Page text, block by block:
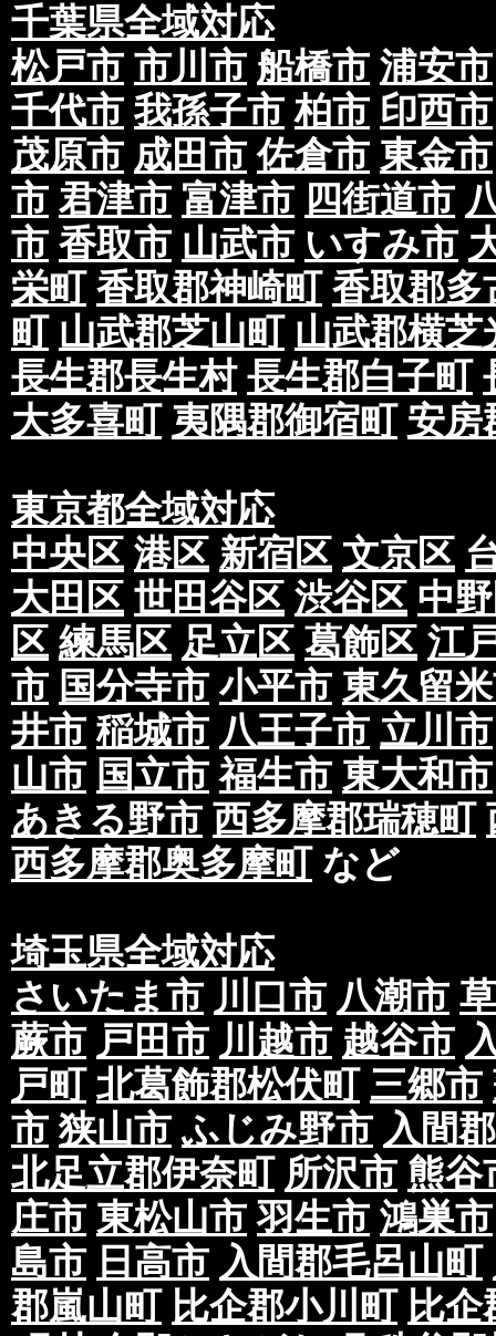
千葉県全域対応
松戸市 市川市 船橋市 浦安市
千代市 我孫子市 柏市 印西市
茂原市 成田市 佐倉市 東金市
市 君津市 富津市 四街道市
市 香取市 山武市 いすみ市
栄町 香取郡神崎町 香取郡多
町 山武郡芝山町 山武郡横芝
長生郡長生村 長生郡白子町
大多喜町 夷隅郡御宿町 安房
東京都全域対応
中央区 港区 新宿区 文京区
大田区 世田谷区 渋谷区 中
区 練馬区 足立区 葛飾区 江
市 国分寺市 小平市 東久留
井市 稲城市 八王子市 立川市
山市 国立市 福生市 東大和市
あきる野市 西多摩郡瑞穂町
西多摩郡奥多摩町など
埼玉県全域対応
さいたま市 川口市 八潮市
蕨市 戸田市 川越市 越谷市
戸町 北葛飾郡松伏町 三郷市
市 狭山市 ふじみ野市 入間
北足立郡伊奈町 所沢市 熊谷
庄市 東松山市 羽生市 鴻巣市
島市 日高市 入間郡毛呂山町
郡嵐山町 比企郡小川町 比